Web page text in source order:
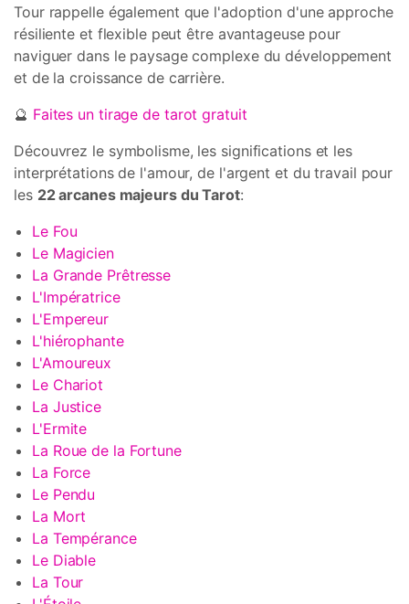
Tour rappelle également que l'adoption d'une approche
résiliente et flexible peut être avantageuse pour
naviguer dans le paysage complexe du développement
et de la croissance de carrière.
🔮 Faites un tirage de tarot gratuit
Découvrez le symbolisme, les significations et les
interprétations de l'amour, de l'argent et du travail pour
les 22 arcanes majeurs du Tarot:
Le Fou
Le Magicien
La Grande Prêtresse
L'Impératrice
L'Empereur
L'hiérophante
L'Amoureux
Le Chariot
La Justice
L'Ermite
La Roue de la Fortune
La Force
Le Pendu
La Mort
La Tempérance
Le Diable
La Tour